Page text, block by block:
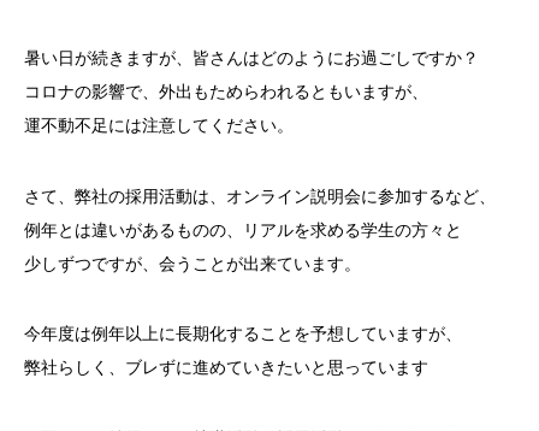
暑い日が続きますが、皆さんはどのようにお過ごしですか？
コロナの影響で、外出もためらわれるともいますが、
運不動不足には注意してください。
さて、弊社の採用活動は、オンライン説明会に参加するなど、
例年とは違いがあるものの、リアルを求める学生の方々と
少しずつですが、会うことが出来ています。
今年度は例年以上に長期化することを予想していますが、
弊社らしく、ブレずに進めていきたいと思っています